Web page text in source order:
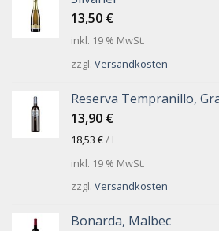
13,50 €
inkl. 19 % MwSt.
zzgl. Versandkosten
Reserva Tempranillo,
13,90 €
18,53 €/ l
inkl. 19 % MwSt.
zzgl. Versandkosten
Bonarda, Malbec